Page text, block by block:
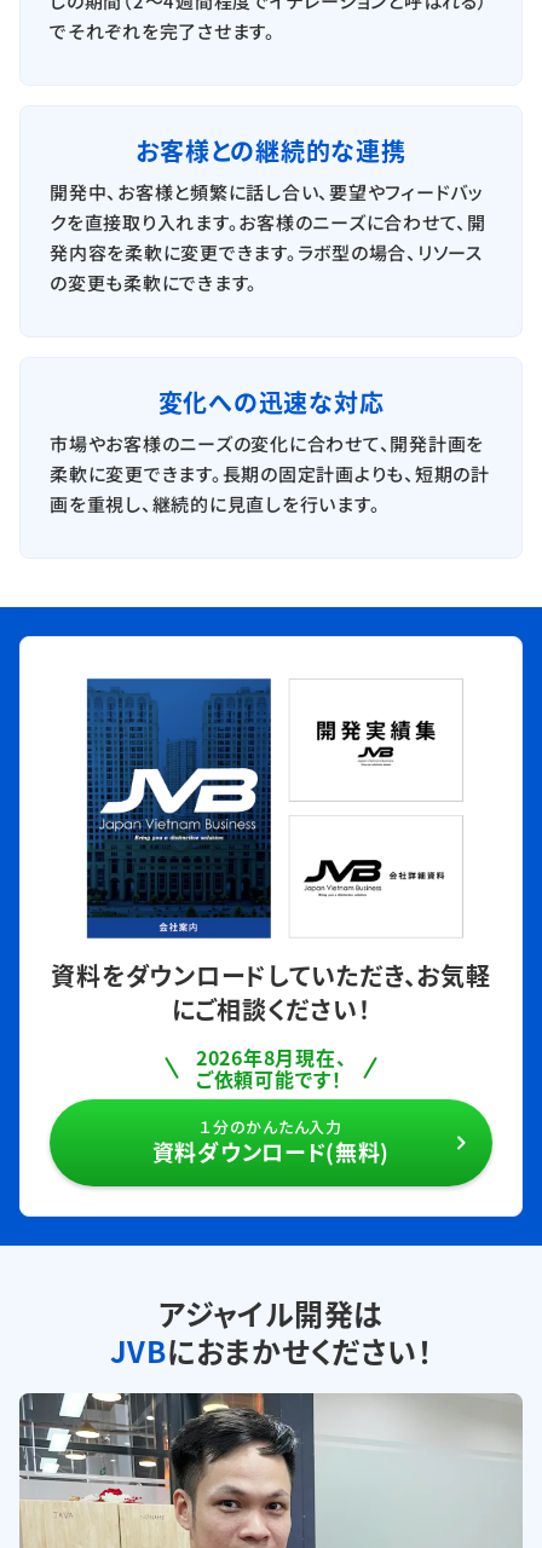
でそれぞれを完了させます。
お客様との継続的な連携
開発中、お客様と頻繁に話し合い、要望やフィードバッ
クを直接取り入れます。お客様のニーズに合わせて、開
発内容を柔軟に変更できます。ラボ型の場合、リソース
の変更も柔軟にできます。
変化への迅速な対応
市場やお客様のニーズの変化に合わせて、開発計画を
柔軟に変更できます。長期の固定計画よりも、短期の計
画を重視し、継続的に見直しを行います。
資料をダウンロードしていただき、お気軽
にご相談ください！
2026年8月現在、
ご依頼可能です！
１分のかんたん入力
資料ダウンロード(無料)
アジャイル開発は
JVBにおまかせください！